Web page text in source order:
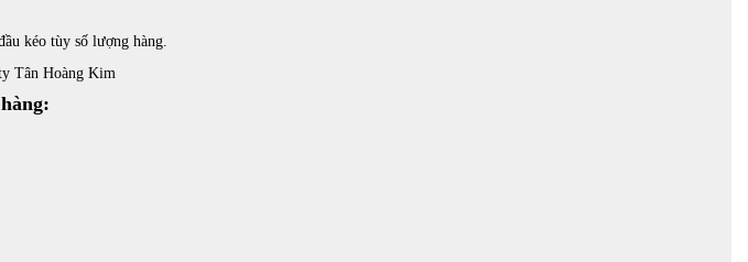
kéo tùy số lượng hàng.
Tân Hoàng Kim